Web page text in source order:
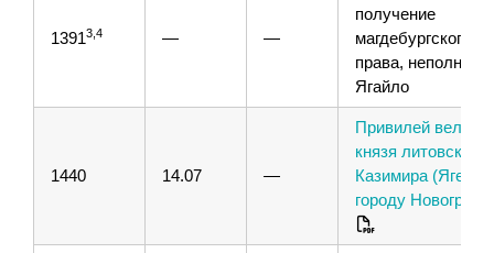
13913,4 — —
получение
магдебургского
права, неполное.
Ягайло
1440 14.07 —
Привилей
князя литовского
Казимира
городу